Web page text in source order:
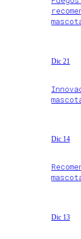
Dic 21
Dic 14
Dic 13